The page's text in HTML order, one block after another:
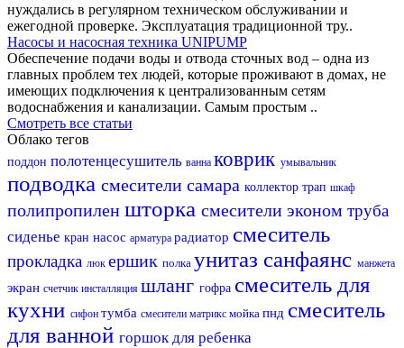
нуждались в регулярном техническом обслуживании и
ежегодной проверке. Эксплуатация традиционной тру..
Насосы и насосная техника UNIPUMP
Обеспечение подачи воды и отвода сточных вод – одна из
главных проблем тех людей, которые проживают в домах, не
имеющих подключения к централизованным сетям
водоснабжения и канализации. Самым простым ..
Смотреть все статьи
Облако тегов
поддон полотенцесушитель ванна коврик умывальник
подводка смесители самара коллектор трап шкаф
полипропилен шторка смесители эконом труба
сиденье кран насос арматура радиатор смеситель
прокладка люк ершик полка унитаз санфаянс манжета
экран счетчик инсталляция шланг гофра смеситель для
кухни сифон тумба смесители матрикс мойка пнд смеситель
для ванной горшок для ребенка